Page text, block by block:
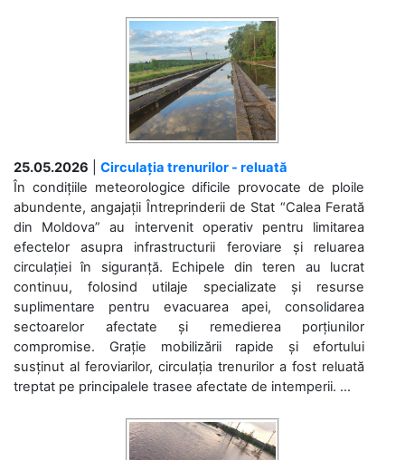
25.05.2026
Circulația trenurilor - reluată
În condițiile meteorologice dificile provocate de ploile
abundente, angajații Întreprinderii de Stat “Calea Ferată
din Moldova” au intervenit operativ pentru limitarea
efectelor asupra infrastructurii feroviare și reluarea
circulației în siguranță. Echipele din teren au lucrat
continuu, folosind utilaje specializate și resurse
suplimentare pentru evacuarea apei, consolidarea
sectoarelor afectate și remedierea porțiunilor
compromise. Grație mobilizării rapide și efortului
susținut al feroviarilor, circulația trenurilor a fost reluată
treptat pe principalele trasee afectate de intemperii. ...